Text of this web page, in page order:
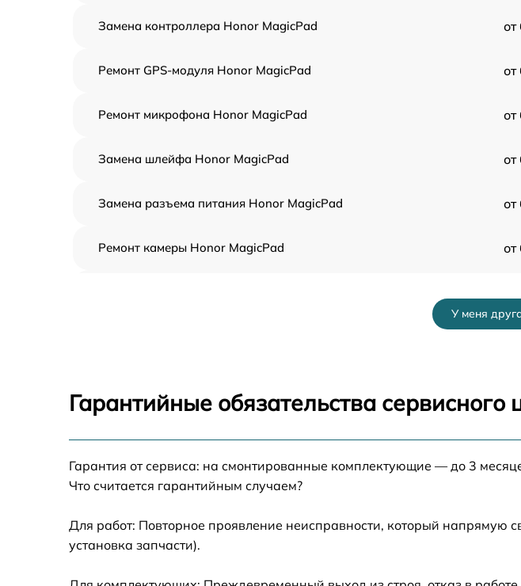
Замена контроллера Honor MagicPad от
Ремонт GPS-модуля Honor MagicPad от
Ремонт микрофона Honor MagicPad от
Замена шлейфа Honor MagicPad от
Замена разъема питания Honor MagicPad от
Ремонт камеры Honor MagicPad от
Замена дисплея (экрана) Honor MagicPad от
У меня
Гарантийные обязательства
Гарантия от сервиса: на смонтированные комплектующие — до 3
Что считается гарантийным случаем?
Для работ: Повторное проявление неисправности, который напрямую
установка запчасти).